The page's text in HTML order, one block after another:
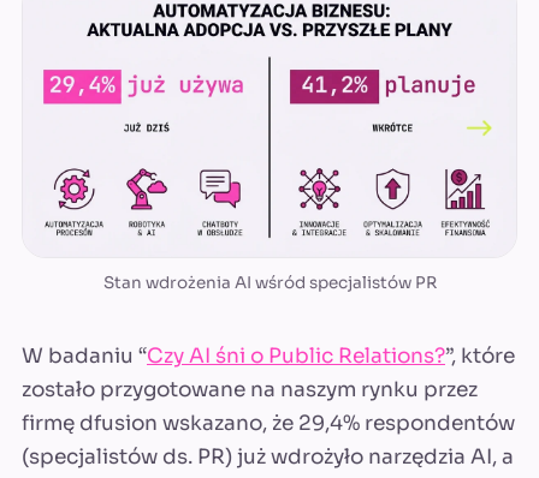
Stan wdrożenia AI wśród specjalistów PR
W badaniu “Czy AI śni o Public Relations?”, które
zostało przygotowane na naszym rynku przez
firmę dfusion wskazano, że 29,4% respondentów
(specjalistów ds. PR) już wdrożyło narzędzia AI, a